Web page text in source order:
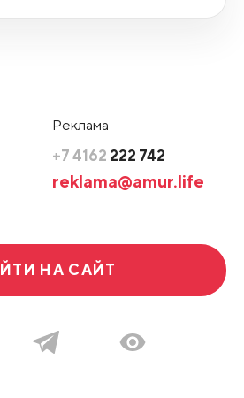
Реклама
+7 4162 222 742
reklama@amur.life
НА САЙТ